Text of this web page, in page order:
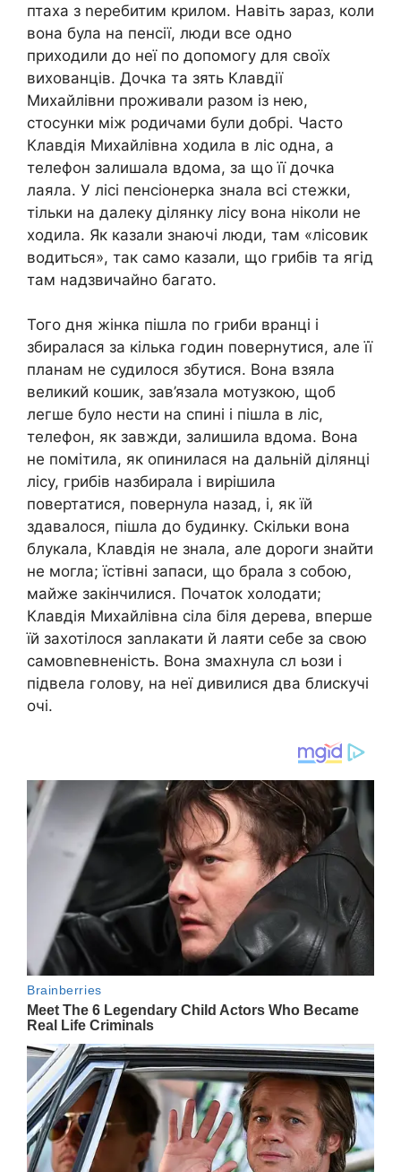
птаха з nеребитим крилом. Навіть зараз, коли
вона була на пенсії, люди все одно
приходили до неї по допомогу для своїх
вихованців. Дочка та зять Клавдії
Михайлівни проживали разом із нею,
стосунки між родичами були добрі. Часто
Клавдія Михайлівна ходила в ліс одна, а
телефон залишала вдома, за що її дочка
лаяла. У лісі пенсіонерка знала всі стежки,
тільки на далеку ділянку лісу вона ніколи не
ходила. Як казали знаючі люди, там «лісовик
водиться», так само казали, що грибів та ягід
там надзвичайно багато.
Того дня жінка пішла по гриби вранці і
збиралася за кілька годин повернутися, але її
планам не судилося збутися. Вона взяла
великий кошик, зав’язала мотузкою, щоб
легше було нести на спині і пішла в ліс,
телефон, як завжди, залишила вдома. Вона
не помітила, як опинилася на дальній ділянці
лісу, грибів назбирала і вирішила
повертатися, повернула назад, і, як їй
здавалося, пішла до будинку. Скільки вона
блукала, Клавдія не знала, але дороги знайти
не могла; їстівні запаси, що брала з собою,
майже закінчилися. Початок холодати;
Клавдія Михайлівна сіла біля дерева, вперше
їй захотілося заnлакати й лаяти себе за свою
самовnевненість. Вона змахнула сл ьози і
підвела голову, на неї дивилися два блискучі
очі.